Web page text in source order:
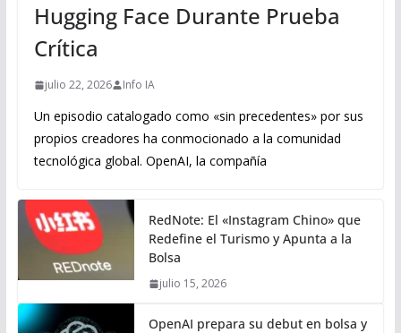
Hugging Face Durante Prueba
Crítica
julio 22, 2026 Info IA
Un episodio catalogado como «sin precedentes» por sus
propios creadores ha conmocionado a la comunidad
tecnológica global. OpenAI, la compañía
RedNote: El «Instagram Chino» que
Redefine el Turismo y Apunta a la
Bolsa
julio 15, 2026
OpenAI prepara su debut en bolsa y